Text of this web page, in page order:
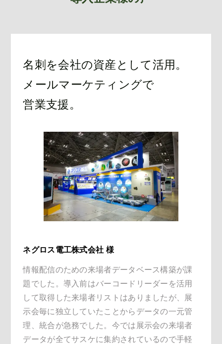
名刺を会社の資産として活用。
メールマーケティングで
営業支援。
ネグロス電工株式会社 様
情報配信のための来場者データベース構築が課
題でした。導入前はバーコードリーダーを活用
して取得した来場者リストはありましたが、展
示会毎に独立していたことからデータの一元管
理、統合が急務でした。今では展示会の来場者
データが全てサスケに集約されているので手軽